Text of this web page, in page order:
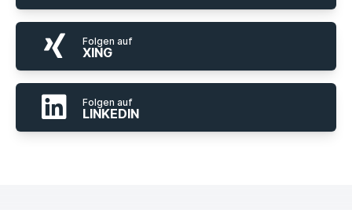
Folgen auf
XING
Folgen auf
LINKEDIN